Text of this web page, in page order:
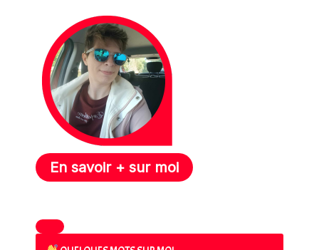
En savoir + sur moi